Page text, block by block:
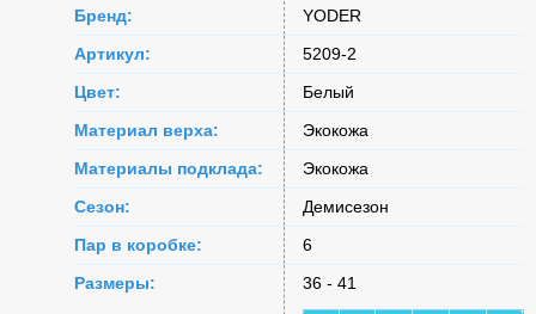
Бренд:
YODER
Артикул:
5209-2
Цвет:
Белый
Материал верха:
Экокожа
Материалы подклада:
Экокожа
Сезон:
Демисезон
Пар в коробке:
6
Размеры:
36 - 41